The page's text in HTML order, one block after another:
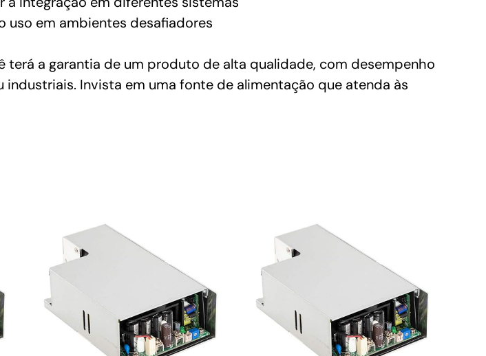
uso em ambientes desafiadores
terá a garantia de um produto de alta qualidade, com desempenho
Invista em uma fonte de alimentação que atenda às